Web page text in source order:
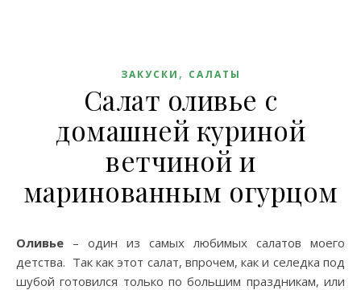
ЗАКУСКИ , САЛАТЫ
Салат оливье с
домашней куриной
ветчиной и
маринованным огурцом
Оливье – один из самых любимых салатов моего
детства. Так как этот салат, впрочем, как и селедка под
шубой готовился только по большим праздникам, или